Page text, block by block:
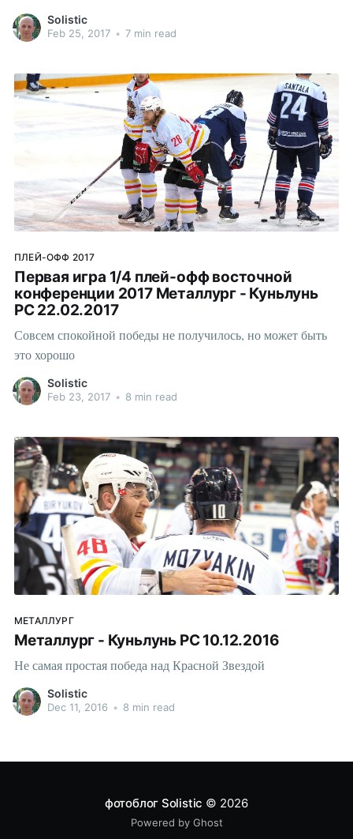
Solistic
Feb 25, 2017 • 7 min read
ПЛЕЙ-ОФФ 2017
Первая игра 1/4 плей-офф восточной
конференции 2017 Металлург - Куньлунь
РС 22.02.2017
Совсем спокойной победы не получилось, но может быть
это хорошо
Solistic
Feb 23, 2017 • 8 min read
МЕТАЛЛУРГ
Металлург - Куньлунь РС 10.12.2016
Не самая простая победа над Красной Звездой
Solistic
Dec 11, 2016 • 8 min read
фотоблог Solistic © 2026
Powered by Ghost